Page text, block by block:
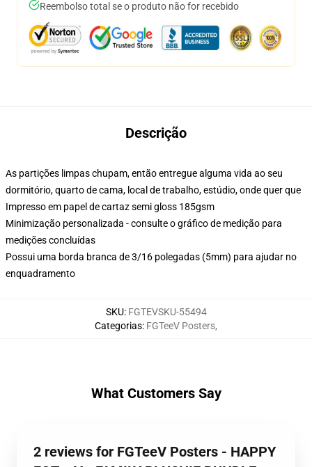
Reembolso total se o produto não for recebido
Descrição
As partições limpas chupam, então entregue alguma vida ao seu
dormitório, quarto de cama, local de trabalho, estúdio, onde quer que
Impresso em papel de cartaz semi gloss 185gsm
Minimização personalizada - consulte o gráfico de medição para
medições concluídas
Possui uma borda branca de 3/16 polegadas (5mm) para ajudar no
enquadramento
SKU: FGTEVSKU-55494
Categorias: FGTeeV Posters,
What Customers Say
2 reviews for FGTeeV Posters - HAPPY